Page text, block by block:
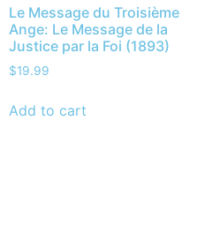
Le Message du Troisième
Ange: Le Message de la
Justice par la Foi (1893)
$19.99
Add to cart